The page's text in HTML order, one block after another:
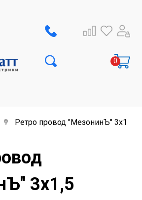
Ретро провод "МезонинЪ" 3х1,5
3х1,5